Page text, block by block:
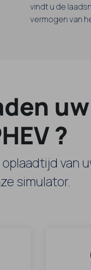
vindt u de
vermogen van
?
van
simulator.